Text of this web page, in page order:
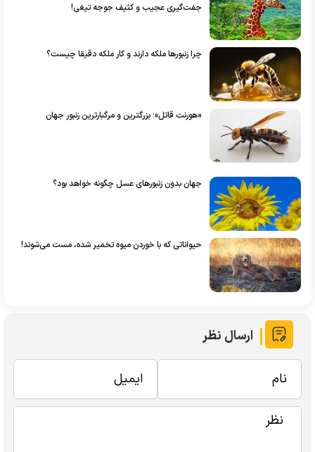
جفت‌گیری عجیب و کثیف جوجه تیغی!
چرا زنبور‌ها ملکه دارند و کار ملکه دقیقا چیست؟
«هورنت قاتل»؛ بزرگترین و مرگبارترین زنبور جهان
جهان بدون زنبورهای عسل چگونه خواهد بود؟
حیواناتی که با خوردن میوه تخمیر شده، مست می‌شوند!
ارسال نظر